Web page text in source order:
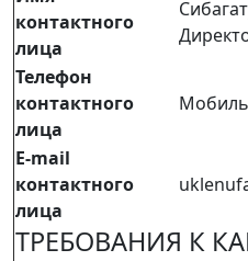
контактного
лица
Телефон
контактного
лица
E-mail
контактного
лица
ТРЕБОВАНИЯ К